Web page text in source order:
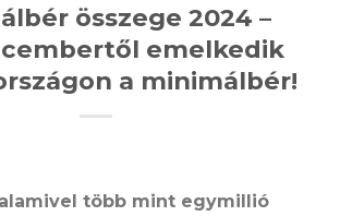
összege 2024 –
emelkedik
a minimálbér!
több mint egymillió